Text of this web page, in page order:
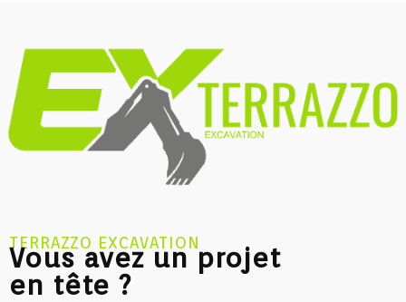
TERRAZZO EXCAVATION
Vous avez un projet
en tête ?